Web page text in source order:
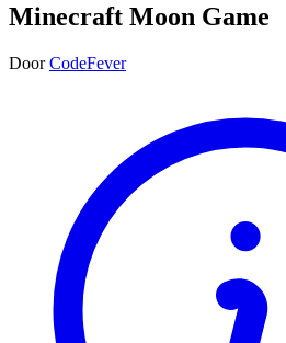
Minecraft Moon Game
Door CodeFever